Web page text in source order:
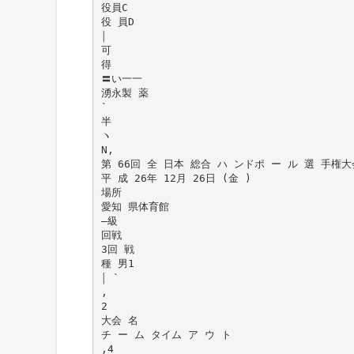
役員C
役 員D
可
得
〓い一一
湧永製 薬
`
半
ヽ
N,
第 66回 全 日本 総合 ハ ンドポ ー ル 選 手権大
平 成 26年 12月 26日 (金 )
場所
愛知 県体育館
―級
回戦
3回 戦
種 男1
￨ `
,
2
大会 名
チ ー ム タイム ア ウ ト
,4